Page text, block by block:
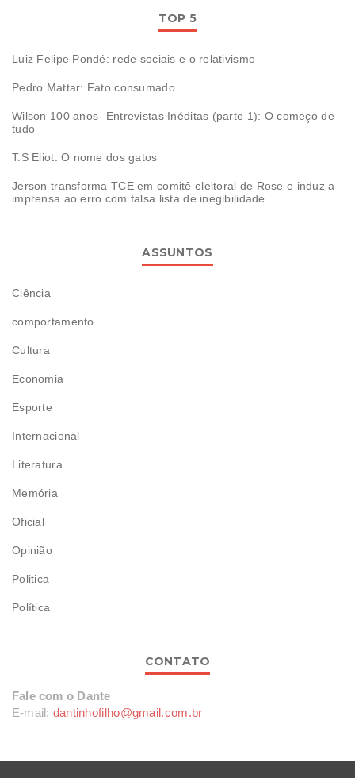
TOP 5
Luiz Felipe Pondé: rede sociais e o relativismo
Pedro Mattar: Fato consumado
Wilson 100 anos- Entrevistas Inéditas (parte 1): O começo de
tudo
T.S Eliot: O nome dos gatos
Jerson transforma TCE em comitê eleitoral de Rose e induz a
imprensa ao erro com falsa lista de inegibilidade
ASSUNTOS
Ciência
comportamento
Cultura
Economia
Esporte
Internacional
Literatura
Memória
Oficial
Opinião
Politica
Política
CONTATO
Fale com o Dante
E-mail: dantinhofilho@gmail.com.br